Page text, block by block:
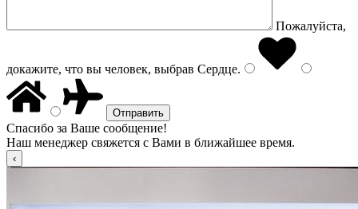
Пожалуйста,
докажите, что вы человек, выбрав Сердце.
Спасибо за Ваше сообщение!
Наш менеджер свяжется с Вами в ближайшее время.